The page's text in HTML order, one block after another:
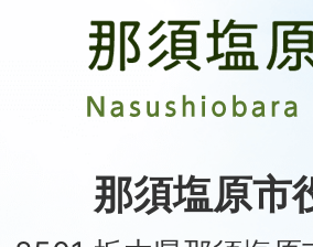
原
市
City
那須塩原市